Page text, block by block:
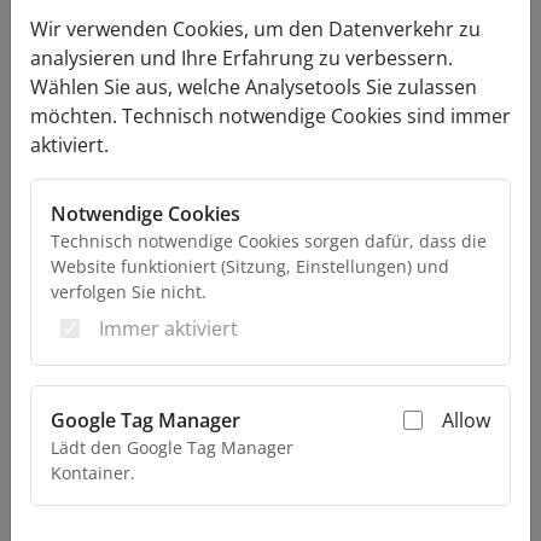
Servicetür vorne rechts
zusätzliche Lüftungsschieber in den
Aluprofilen
Bindestange an der Stirnwand
hintere Plane selbstaufrollend
blaues Planendach inkl. Lüftung und
Spriegel
Boden
Aluminium-Stegprofil, rutschfest
KNOTT/AL-KO Achsen
Handbremse
Rückfahrautomatik
Beleuchtung
Wir verwenden Cookies, um den Datenverkehr zu
analysieren und Ihre Erfahrung zu verbessern.
Wählen Sie aus, welche Analysetools Sie zulassen
möchten. Technisch notwendige Cookies sind immer
aktiviert.
Notwendige Cookies
Technisch notwendige Cookies sorgen dafür, dass die
Website funktioniert (Sitzung, Einstellungen) und
verfolgen Sie nicht.
Immer aktiviert
Google Tag Manager
Lädt den Google Tag Manager
Kontainer.
Allow